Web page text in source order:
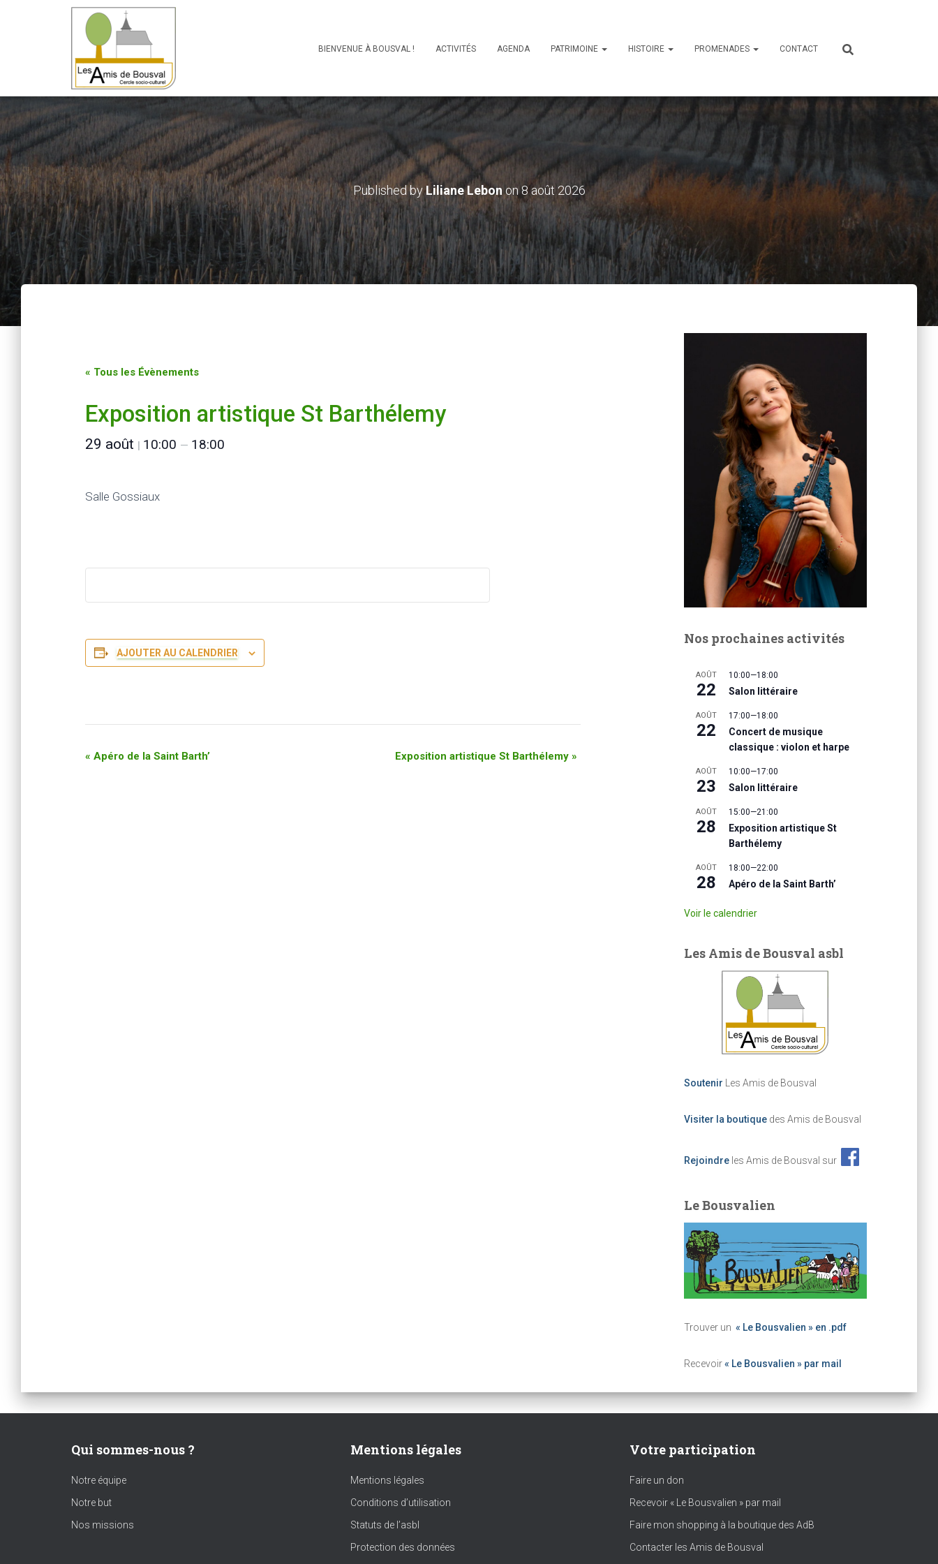
BIENVENUE À BOUSVAL ! ACTIVITÉS AGENDA PATRIMOINE HISTOIRE PROMENADES CONTACT
Published byLiliane Lebon on8 août 2026
« Tous les Évènements
Exposition artistique St Barthélemy
29 août | 10:00 — 18:00
Salle Gossiaux
AJOUTER AU CALENDRIER
N
« Apéro de la Saint Barth’ Exposition artistique St Barthélemy »
Nos prochaines activités
AOÛT
22
10:00—18:00
Salon littéraire
AOÛT
22
17:00—18:00
Concert de musique
classique : violon et harpe
AOÛT
23
10:00—17:00
Salon littéraire
AOÛT
28
15:00—21:00
Exposition artistique St
Barthélemy
AOÛT
28
18:00—22:00
Apéro de la Saint Barth’
Voir le calendrier
Les Amis de Bousval asbl
Soutenir Les Amis de Bousval
Visiter la boutiquedes Amis de Bousval
Rejoindreles Amis de Bousval sur
Le Bousvalien
Trouver un « Le Bousvalien » en .pdf
Recevoir« Le Bousvalien » par mail
Qui sommes-nous ?
Notre équipe
Notre but
Nos missions
Mentions légales
Mentions légales
Conditions d’utilisation
Statuts de l’asbl
Protection des données
Votre participation
Faire un don
Recevoir « Le Bousvalien » par mail
Faire mon shopping à la boutique des AdB
Contacter les Amis de Bousval